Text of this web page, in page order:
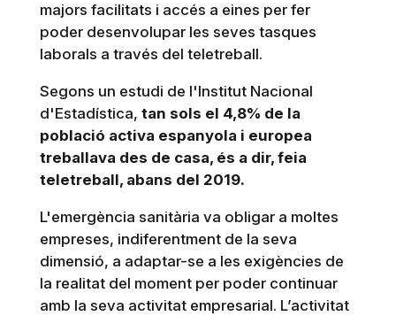
majors facilitats i accés a eines per fer
poder desenvolupar les seves tasques
laborals a través del teletreball.
Segons un estudi de l'Institut Nacional
d'Estadística, tan sols el 4,8% de la
població activa espanyola i europea
treballava des de casa, és a dir, feia
teletreball, abans del 2019.
L'emergència sanitària va obligar a moltes
empreses, indiferentment de la seva
dimensió, a adaptar-se a les exigències de
la realitat del moment per poder continuar
amb la seva activitat empresarial. L’activitat